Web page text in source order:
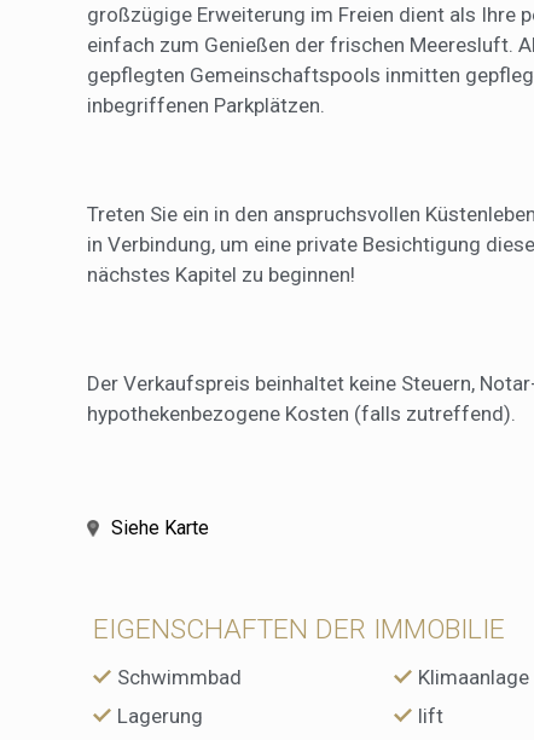
großzügige Erweiterung im Freien dient als Ihre
einfach zum Genießen der frischen Meeresluft.
gepflegten Gemeinschaftspools inmitten
inbegriffenen Parkplätzen.
Treten Sie ein in den anspruchsvollen
in Verbindung, um eine private Besichtigung
nächstes Kapitel zu beginnen!
Der Verkaufspreis beinhaltet keine Steuern,
hypothekenbezogene Kosten (falls zutreffend).
Siehe Karte
EIGENSCHAFTEN DER IMMOBILIE
Schwimmbad Klimaanlage
Lagerung
lift